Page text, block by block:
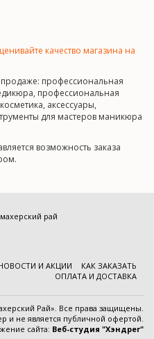
профессиональная
профессиональная
аксессуары,
для мастеров маникюра
возможность заказа
И АКЦИИ
КАК ЗАКАЗАТЬ
ОПЛАТА И ДОСТАВКА
Рай». Все права защищены.
и не является публичной офертой.
сайта: Веб-студия "Хэндрег"